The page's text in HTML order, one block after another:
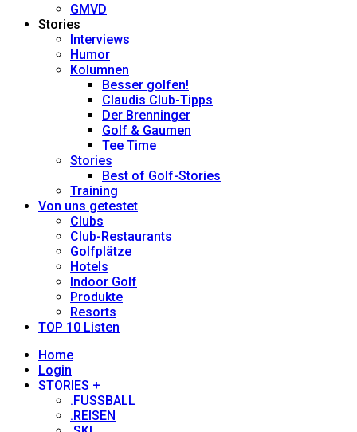
GMVD
Stories
Interviews
Humor
Kolumnen
Besser golfen!
Claudis Club-Tipps
Der Brenninger
Golf & Gaumen
Tee Time
Stories
Best of Golf-Stories
Training
Von uns getestet
Clubs
Club-Restaurants
Golfplätze
Hotels
Indoor Golf
Produkte
Resorts
TOP 10 Listen
Home
Login
STORIES +
.FUSSBALL
.REISEN